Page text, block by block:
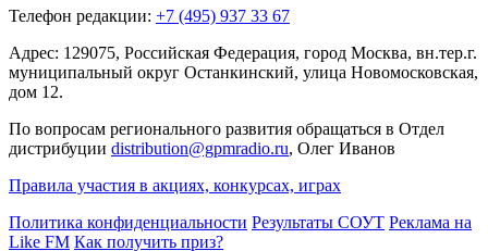
Телефон редакции: +7 (495) 937 33 67
Адрес: 129075, Российская Федерация, город Москва, вн.тер.г.
муниципальный округ Останкинский, улица Новомосковская,
дом 12.
По вопросам регионального развития обращаться в Отдел
дистрибуции distribution@gpmradio.ru, Олег Иванов
Правила участия в акциях, конкурсах, играх
Политика конфиденциальности Результаты СОУТ Реклама на
Like FM Как получить приз?